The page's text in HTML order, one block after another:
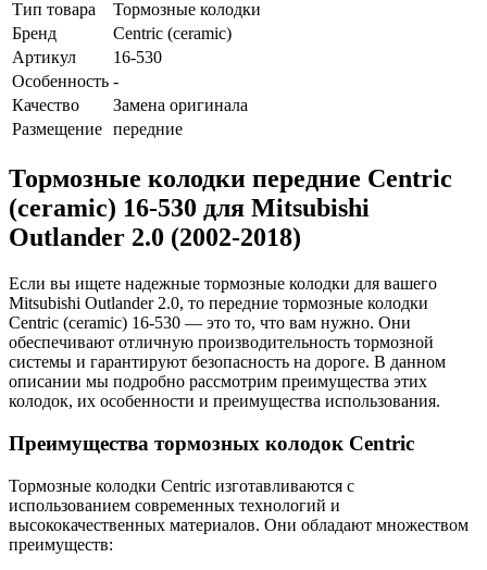
Тип товара
Тормозные колодки
Бренд
Centric (ceramic)
Артикул
16-530
Особенность -
Качество
Замена оригинала
Размещение передние
Тормозные колодки передние Centric
(ceramic) 16-530 для Mitsubishi
Outlander 2.0 (2002-2018)
Если вы ищете надежные тормозные колодки для вашего
Mitsubishi Outlander 2.0, то передние тормозные колодки
Centric (ceramic) 16-530 — это то, что вам нужно. Они
обеспечивают отличную производительность тормозной
системы и гарантируют безопасность на дороге. В данном
описании мы подробно рассмотрим преимущества этих
колодок, их особенности и преимущества использования.
Преимущества тормозных колодок Centric
Тормозные колодки Centric изготавливаются с
использованием современных технологий и
высококачественных материалов. Они обладают множеством
преимуществ: